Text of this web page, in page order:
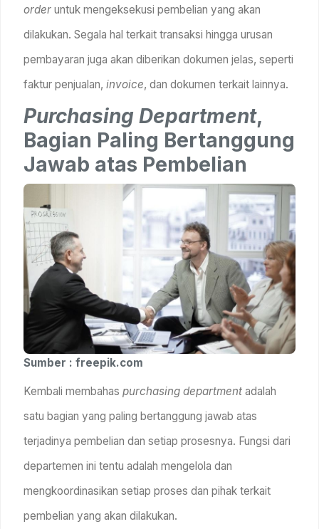
order untuk mengeksekusi pembelian yang akan
dilakukan. Segala hal terkait transaksi hingga urusan
pembayaran juga akan diberikan dokumen jelas, seperti
faktur penjualan, invoice, dan dokumen terkait lainnya.
Purchasing Department,
Bagian Paling Bertanggung
Jawab atas Pembelian
Sumber : freepik.com
Kembali membahas purchasing department adalah
satu bagian yang paling bertanggung jawab atas
terjadinya pembelian dan setiap prosesnya. Fungsi dari
departemen ini tentu adalah mengelola dan
mengkoordinasikan setiap proses dan pihak terkait
pembelian yang akan dilakukan.